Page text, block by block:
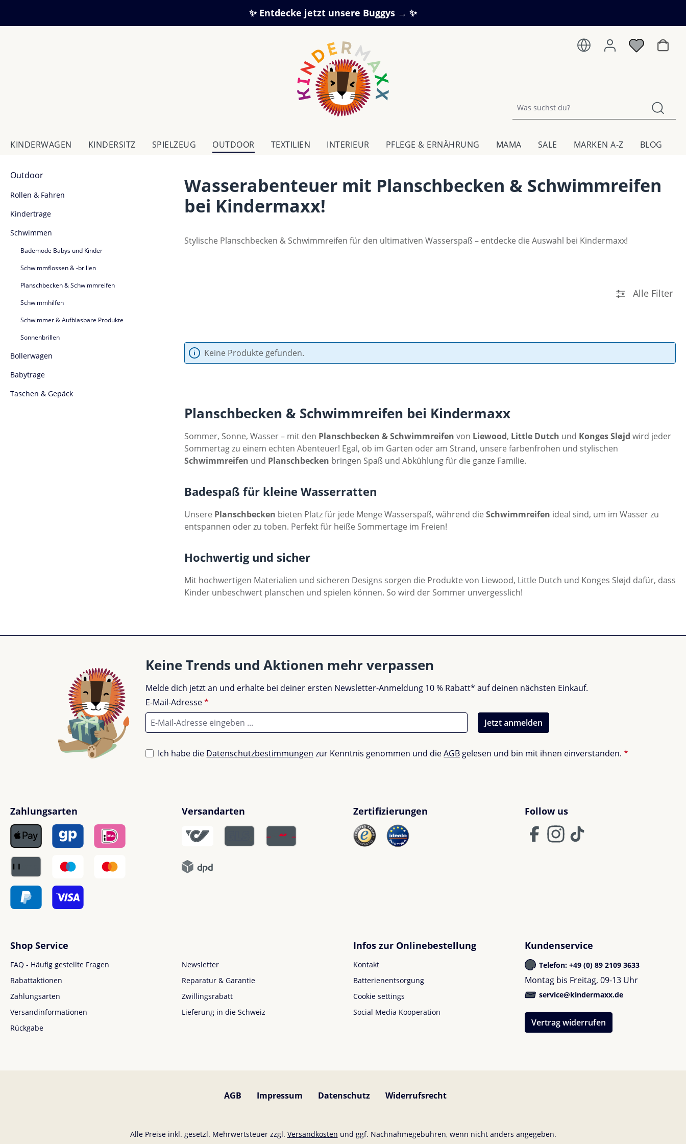
✨ Entdecke jetzt unsere Buggys → ✨
KINDERWAGEN KINDERSITZ SPIELZEUG OUTDOOR TEXTILIEN IN­TE­RI­EUR PFLEGE & ERNÄHRUNG MAMA SALE MARKEN A-Z BLOG
Outdoor
Rollen & Fahren
Kindertrage
Schwimmen
Bademode Babys und Kinder
Schwimmflossen & -brillen
Planschbecken & Schwimmreifen
Schwimmhilfen
Schwimmer & Aufblasbare Produkte
Sonnenbrillen
Bollerwagen
Babytrage
Taschen & Gepäck
Wasserabenteuer mit Planschbecken & Schwimmreifen
bei Kindermaxx!
Stylische Planschbecken & Schwimmreifen für den ultimativen Wasserspaß – entdecke die Auswahl bei Kindermaxx!
Alle Filter
Keine Produkte gefunden.
Planschbecken & Schwimmreifen bei Kindermaxx
Sommer, Sonne, Wasser – mit den Planschbecken & Schwimmreifen von Liewood, Little Dutch und Konges Sløjd wird jeder
Sommertag zu einem echten Abenteuer! Egal, ob im Garten oder am Strand, unsere farbenfrohen und stylischen
Schwimmreifen und Planschbecken bringen Spaß und Abkühlung für die ganze Familie.
Badespaß für kleine Wasserratten
Unsere Planschbecken bieten Platz für jede Menge Wasserspaß, während die Schwimmreifen ideal sind, um im Wasser zu
entspannen oder zu toben. Perfekt für heiße Sommertage im Freien!
Hochwertig und sicher
Mit hochwertigen Materialien und sicheren Designs sorgen die Produkte von Liewood, Little Dutch und Konges Sløjd dafür, dass
Kinder unbeschwert planschen und spielen können. So wird der Sommer unvergesslich!
Keine Trends und Aktionen mehr verpassen
Melde dich jetzt an und erhalte bei deiner ersten Newsletter-Anmeldung 10 % Rabatt* auf deinen nächsten Einkauf.
E-Mail-Adresse*
Jetzt anmelden
Ich habe die Datenschutzbestimmungen zur Kenntnis genommen und dieAGB gelesen und bin mit ihnen einverstanden.*
Zahlungsarten Versandarten Zertifizierungen Follow us
Shop Service
FAQ - Häufig gestellte Fragen
Newsletter
Rabattaktionen
Reparatur & Garantie
Zahlungsarten
Zwillingsrabatt
Versandinformationen
Lieferung in die Schweiz
Rückgabe
Infos zur Onlinebestellung
Kontakt
Batterienentsorgung
Cookie settings
Social Media Kooperation
Kundenservice
Telefon: +49 (0) 89 2109 3633
Montag bis Freitag, 09-13 Uhr
service@kindermaxx.de
Vertrag widerrufen
AGB Impressum Datenschutz Widerrufsrecht
Alle Preise inkl. gesetzl. Mehrwertsteuer zzgl. Versandkosten und ggf. Nachnahmegebühren, wenn nicht anders angegeben.